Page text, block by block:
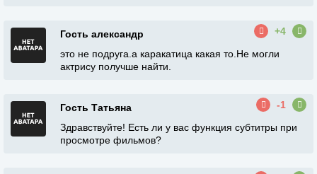
Гость александр
+4
это не подруга.а каракатица какая то.Не могли
актрису получше найти.
Гость Татьяна
-1
Здравствуйте! Есть ли у вас функция субтитры при
просмотре фильмов?